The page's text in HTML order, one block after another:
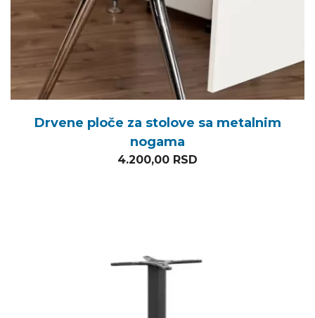
Drvene ploče za stolove sa metalnim
nogama
4.200,00 RSD